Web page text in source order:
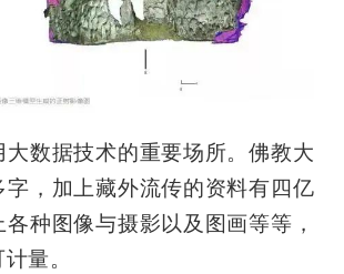
大数据技术的重要场所。佛教大
字，加上藏外流传的资料有四亿
种图像与摄影以及图画等等，
量。